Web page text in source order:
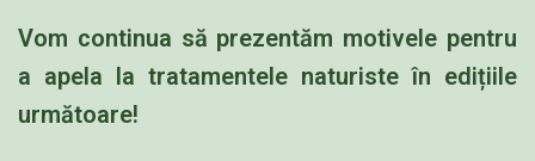
Vom continua să prezentăm motivele pentru
a apela la tratamentele naturiste în edițiile
următoare!